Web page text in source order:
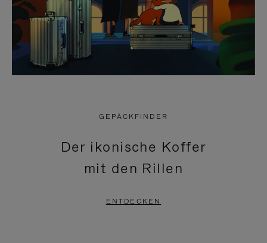
GEPÄCKFINDER
Der ikonische Koffer
mit den Rillen
ENTDECKEN